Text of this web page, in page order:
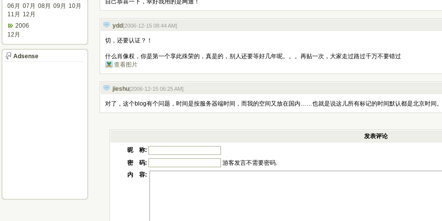
自己恭喜一下，幸好我用的是网通！
ydd [2006-12-15 08:44 AM]
切，还要认证？！
什么肖像权，你是第一个享此殊荣的，真是的，别人还要等好几年呢。。。再贴一次，大家走过路过千万不要错过
查看图片
jieshu[2006-12-15 06:25 AM]
对了，这个blog有个问题，时间是按服务器端时间，而我的空间又放在国内……也就是说这儿所有标记的时间默认都是北京时间。
发表评论
昵 称:
密 码:
游客发言不需要密码.
内 容:
06月 07月 08月 09月
10月
11月
12月
2006
12月
Adsense